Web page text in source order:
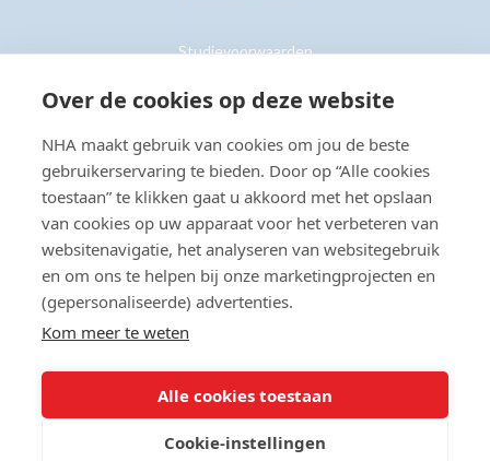
Over de cookies op deze website
NHA maakt gebruik van cookies om jou de beste
gebruikerservaring te bieden. Door op “Alle cookies
toestaan” te klikken gaat u akkoord met het opslaan
van cookies op uw apparaat voor het verbeteren van
websitenavigatie, het analyseren van websitegebruik
en om ons te helpen bij onze marketingprojecten en
(gepersonaliseerde) advertenties.
Kom meer te weten
Alle cookies toestaan
Cookie-instellingen
Studievoorwaarden
Klantenservice »
© Copyright 2026 NHA Privacy- en cookieverklaring
Sitemap
Toegankelijkheidsverklaring